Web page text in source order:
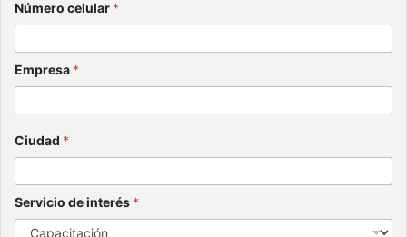
Número celular *
Empresa *
Ciudad *
Servicio de interés *